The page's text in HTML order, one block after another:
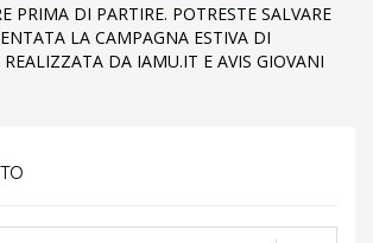
PRIMA DI PARTIRE. POTRESTE SALVARE
LA CAMPAGNA ESTIVA DI
DA IAMU.IT E AVIS GIOVANI